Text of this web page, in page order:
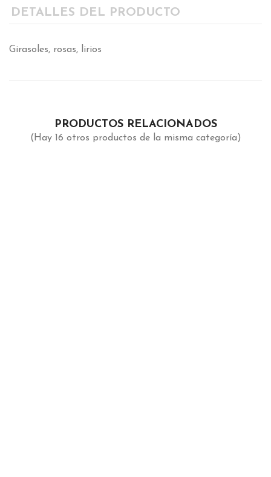
DETALLES DEL PRODUCTO
Girasoles, rosas, lirios
PRODUCTOS RELACIONADOS
(Hay 16 otros productos de la misma categoría)